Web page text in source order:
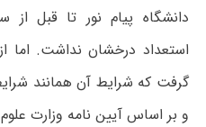
گرفت که شرایط آن همانند
و بر اساس آیین نامه وزارت